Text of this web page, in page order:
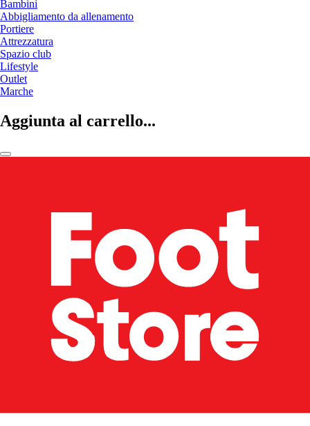
Bambini
Abbigliamento da allenamento
Portiere
Attrezzatura
Spazio club
Lifestyle
Outlet
Marche
Aggiunta al carrello...